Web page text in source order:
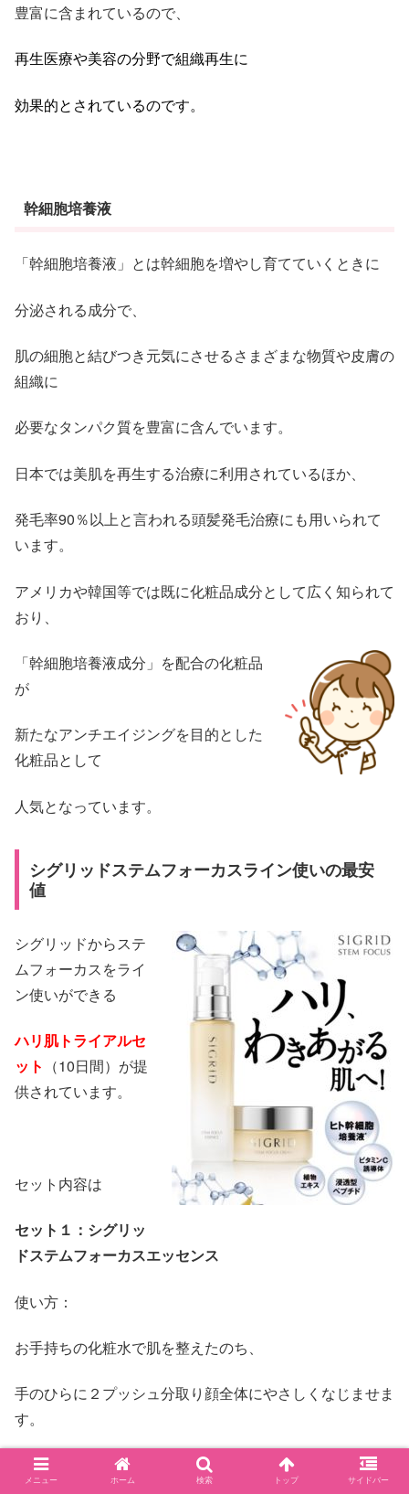
豊富に含まれているので、
再生医療や美容の分野で組織再生に
効果的とされているのです。
幹細胞培養液
「幹細胞培養液」とは幹細胞を増やし育てていくときに
分泌される成分で、
肌の細胞と結びつき元気にさせるさまざまな物質や皮膚の
組織に
必要なタンパク質を豊富に含んでいます。
日本では美肌を再生する治療に利用されているほか、
発毛率90％以上と言われる頭髪発毛治療にも用いられて
います。
アメリカや韓国等では既に化粧品成分として広く知られて
おり、
「幹細胞培養液成分」を配合の化粧品
が
新たなアンチエイジングを目的とした
化粧品として
人気となっています。
シグリッドステムフォーカスライン使いの最安
値
シグリッドからステ
ムフォーカスをライ
ン使いができる
ハリ肌トライアルセ
ット （10日間）が提
供されています。
セット内容は
セット１：シグリッ
ドステムフォーカスエッセンス
使い方：
お手持ちの化粧水で肌を整えたのち、
手のひらに２プッシュ分取り顔全体にやさしくなじませま
す。
乾燥が気になる部分には、
メニュー ホーム 検索 トップ サイドバー